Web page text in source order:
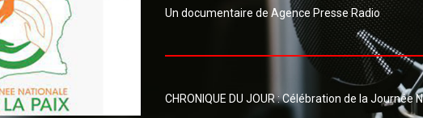
Un documentaire de Agence Presse Radio
CHRONIQUE DU JOUR : Célébration de la Journée